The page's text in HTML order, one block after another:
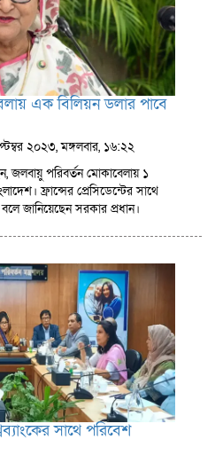
এক বিলিয়ন ডলার পাবে
২০২৩, মঙ্গলবার, ১৬:২২
জলবায়ু পরিবর্তন মোকাবেলায় ১
ফ্রান্সের প্রেসিডেন্টের সাথে
জানিয়েছেন সরকার প্রধান।
সাথে পরিবেশ